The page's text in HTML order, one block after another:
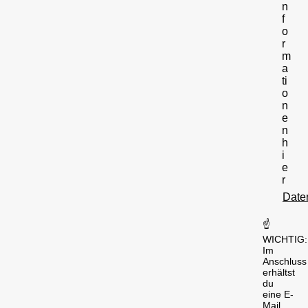
n
f
o
r
m
a
ti
o
n
e
n
h
i
e
r
☝️
WICHTIG:
Im
Anschluss
erhältst
du
eine E-
Mail